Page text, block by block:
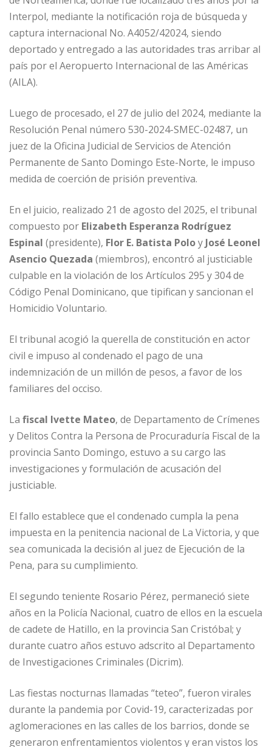
Interpol, mediante la notificación roja de búsqueda y
captura internacional No. A4052/42024, siendo
deportado y entregado a las autoridades tras arribar al
país por el Aeropuerto Internacional de las Américas
(AILA).
Luego de procesado, el 27 de julio del 2024, mediante la
Resolución Penal número 530-2024-SMEC-02487, un
juez de la Oficina Judicial de Servicios de Atención
Permanente de Santo Domingo Este-Norte, le impuso
medida de coerción de prisión preventiva.
En el juicio, realizado 21 de agosto del 2025, el tribunal
compuesto por Elizabeth Esperanza Rodríguez
Espinal (presidente), Flor E. Batista Poloy José Leonel
Asencio Quezada (miembros), encontró al justiciable
culpable en la violación de los Artículos 295 y 304 de
Código Penal Dominicano, que tipifican y sancionan el
Homicidio Voluntario.
El tribunal acogió la querella de constitución en actor
civil e impuso al condenado el pago de una
indemnización de un millón de pesos, a favor de los
familiares del occiso.
La fiscal Ivette Mateo, de Departamento de Crímenes
y Delitos Contra la Persona de Procuraduría Fiscal de la
provincia Santo Domingo, estuvo a su cargo las
investigaciones y formulación de acusación del
justiciable.
El fallo establece que el condenado cumpla la pena
impuesta en la penitencia nacional de La Victoria, y que
sea comunicada la decisión al juez de Ejecución de la
Pena, para su cumplimiento.
El segundo teniente Rosario Pérez, permaneció siete
años en la Policía Nacional, cuatro de ellos en la escuela
de cadete de Hatillo, en la provincia San Cristóbal; y
durante cuatro años estuvo adscrito al Departamento
de Investigaciones Criminales (Dicrim).
Las fiestas nocturnas llamadas “teteo”, fueron virales
durante la pandemia por Covid-19, caracterizadas por
aglomeraciones en las calles de los barrios, donde se
generaron enfrentamientos violentos y eran vistos los